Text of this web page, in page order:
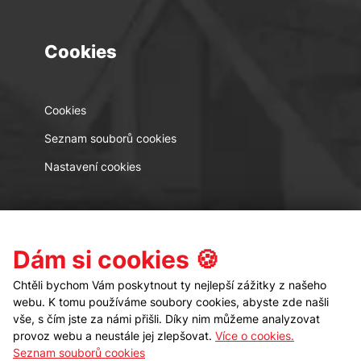
Cookies
Cookies
Seznam souborů cookies
Nastavení cookies
Kontakt Sledujte nás
Dám si cookies 🍪
Chtěli bychom Vám poskytnout ty nejlepší zážitky z našeho
webu. K tomu používáme soubory cookies, abyste zde našli
vše, s čím jste za námi přišli. Díky nim můžeme analyzovat
provoz webu a neustále jej zlepšovat. Více o cookies.
Seznam souborů cookies